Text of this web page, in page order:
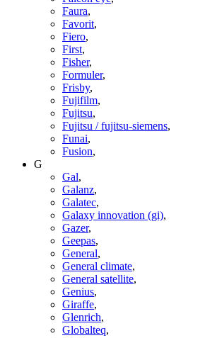
Faura,
Favorit,
Fiero,
First,
Fisher,
Formuler,
Frisby,
Fujifilm,
Fujitsu,
Fujitsu / fujitsu-siemens,
Funai,
Fusion,
G
Gal,
Galanz,
Galatec,
Galaxy innovation (gi),
Gazer,
Geepas,
General,
General climate,
General satellite,
Genius,
Giraffe,
Glenrich,
Globalteq,